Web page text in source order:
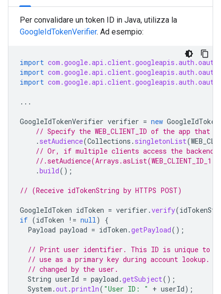
Per convalidare un token ID in Java, utilizza la
GoogleIdTokenVerifier. Ad esempio:
import
import
import
...
GoogleIdTokenVerifier verifier = new
// Specify the WEB_CLIENT_ID of the app that
. setAudience(Collections . singletonList(
// Or, if multiple clients access the backend:
//.setAudience(Arrays.asList(WEB_CLIENT_ID_1,
.build();
// (Receive idTokenString by HTTPS POST)
GoogleIdToken idToken = verifier .verify(
if (idToken != null)
{
Payload payload = idToken .getPayload();
// Print user identifier. This ID is unique to
// use as a primary key during account lookup.
// changed by the user.
String userId = payload .getSubject();
System .out.println( "User ID: " + userId);